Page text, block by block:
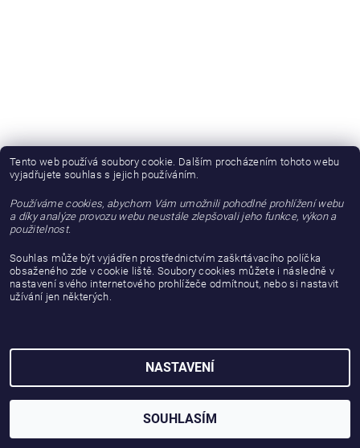
Tento web používá soubory cookie. Dalším procházením tohoto webu
vyjadřujete souhlas s jejich používáním.
Používáme cookies, abychom Vám umožnili pohodlné prohlížení webu
a díky analýze provozu webu neustále zlepšovali jeho funkce, výkon a
použitelnost.
Souhlas může být vyjádřen prostřednictvím zaškrtávacího políčka
obsaženého zde v cookie liště. Soubory cookies můžete i následně v
nastavení svého internetového prohlížeče odmítnout, nebo si nastavit
užívání jen některých.
NASTAVENÍ
SOUHLASÍM